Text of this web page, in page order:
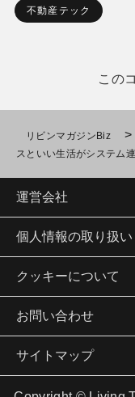
不動産テック
この
リビンマガジンBiz >
スといい生活がシステム
運営会社
個人情報の取り扱い
クッキーについて
お問い合わせ
サイトマップ